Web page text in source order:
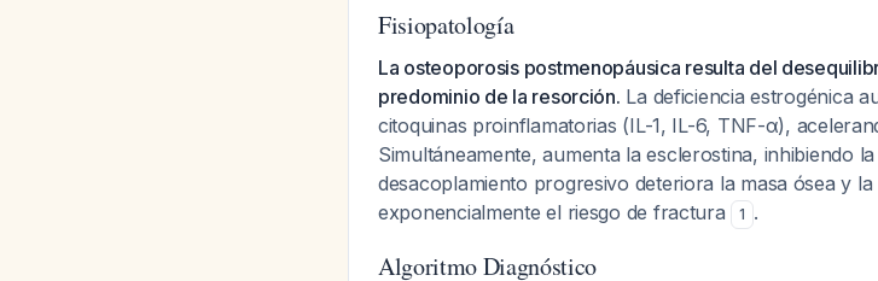
Fisiopatología
La osteoporosis postmenopáusica resulta del
predominio de la resorción. La deficiencia estrogénica
citoquinas proinflamatorias (IL-1, IL-6, TNF-α),
Simultáneamente, aumenta la esclerostina, inhibiendo
desacoplamiento progresivo deteriora la masa ósea y
exponencialmente el riesgo de fractura
1 .
Algoritmo Diagnóstico